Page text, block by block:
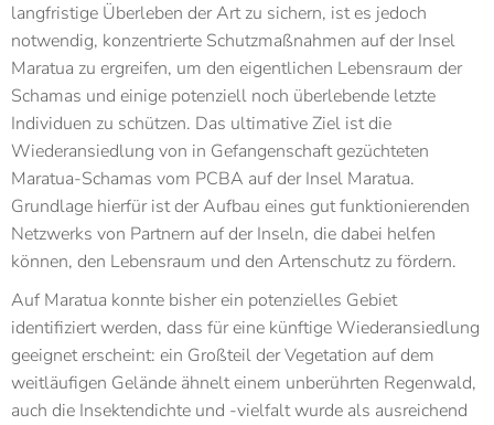
langfristige Überleben der Art zu sichern, ist es jedoch
notwendig, konzentrierte Schutzmaßnahmen auf der Insel
Maratua zu ergreifen, um den eigentlichen Lebensraum der
Schamas und einige potenziell noch überlebende letzte
Individuen zu schützen. Das ultimative Ziel ist die
Wiederansiedlung von in Gefangenschaft gezüchteten
Maratua-Schamas vom PCBA auf der Insel Maratua.
Grundlage hierfür ist der Aufbau eines gut funktionierenden
Netzwerks von Partnern auf der Inseln, die dabei helfen
können, den Lebensraum und den Artenschutz zu fördern.
Auf Maratua konnte bisher ein potenzielles Gebiet
identifiziert werden, dass für eine künftige Wiederansiedlung
geeignet erscheint: ein Großteil der Vegetation auf dem
weitläufigen Gelände ähnelt einem unberührten Regenwald,
auch die Insektendichte und -vielfalt wurde als ausreichend